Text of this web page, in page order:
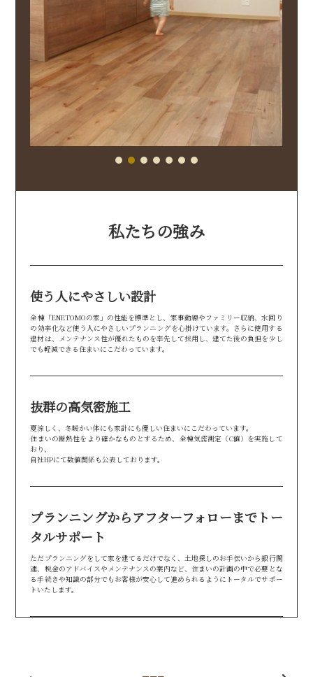
私たちの強み
使う人にやさしい設計
全棟「ENETOMOの家」の性能を標準とし、家事動線やファミリー収納、水回り
の効率化など使う人にやさしいプランニングを心掛けています。さらに使用する
建材は、メンテナンス性が優れたものを率先して採用し、建てた後の負担を少し
でも軽減できる住まいにこだわっています。
抜群の高気密施工
夏涼しく、冬暖かい体にも家計にも優しい住まいにこだわっています。
住まいの断熱性をより確かなものとするため、全棟気密測定（C値）を実施して
おり、
自社HPにて数値関係も公表しております。
プランニングからアフターフォローまでトー
タルサポート
ただプランニングをして家を建てるだけでなく、土地探しのお手伝いから銀行関
連、税金のアドバイスやメンテナンスの案内など、住まいの計画の中で必要とな
る手続きや知識の部分でもお客様が安心して進められるようにトータルでサポー
トいたします。